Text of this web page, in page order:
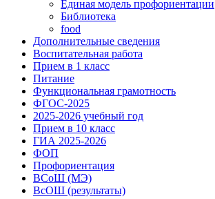
Единая модель профориентации
Библиотека
food
Дополнительные сведения
Воспитательная работа
Прием в 1 класс
Питание
Функциональная грамотность
ФГОС-2025
2025-2026 учебный год
Прием в 10 класс
ГИА 2025-2026
ФОП
Профориентация
ВСоШ (МЭ)
ВcОШ (результаты)